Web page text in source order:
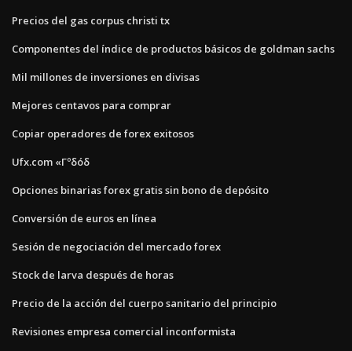
Precios del gas corpus christi tx
Componentes del índice de productos básicos de goldman sachs
Mil millones de inversiones en divisas
Mejores centavos para comprar
Copiar operadores de forex exitosos
Ufx.com «Γºδóδ
Opciones binarias forex gratis sin bono de depósito
Conversión de euros en línea
Sesión de negociación del mercado forex
Stock de larva después de horas
Precio de la acción del cuerpo sanitario del principio
Revisiones empresa comercial inconformista